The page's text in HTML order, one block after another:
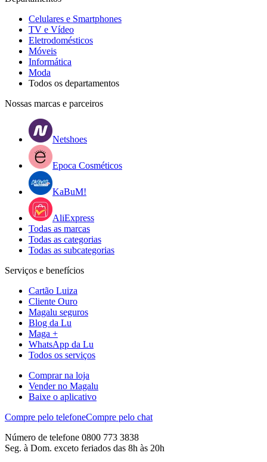
Celulares e Smartphones
TV e Vídeo
Eletrodomésticos
Móveis
Informática
Moda
Todos os departamentos
Nossas marcas e parceiros
Netshoes
Epoca Cosméticos
KaBuM!
AliExpress
Todas as marcas
Todas as categorias
Todas as subcategorias
Serviços e benefícios
Cartão Luiza
Cliente Ouro
Magalu seguros
Blog da Lu
Maga +
WhatsApp da Lu
Todos os serviços
Comprar na loja
Vender no Magalu
Baixe o aplicativo
Compre pelo telefoneCompre pelo chat
Número de telefone 0800 773 3838
Seg. à Dom. exceto feriados das 8h às 20h